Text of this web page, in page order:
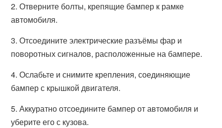
2. Отверните болты, крепящие бампер к рамке
автомобиля.
3. Отсоедините электрические разъёмы фар и
поворотных сигналов, расположенные на бампере.
4. Ослабьте и снимите крепления, соединяющие
бампер с крышкой двигателя.
5. Аккуратно отсоедините бампер от автомобиля и
уберите его с кузова.